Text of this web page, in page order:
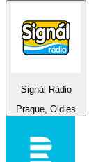
Signál Rádio
Prague, Oldies